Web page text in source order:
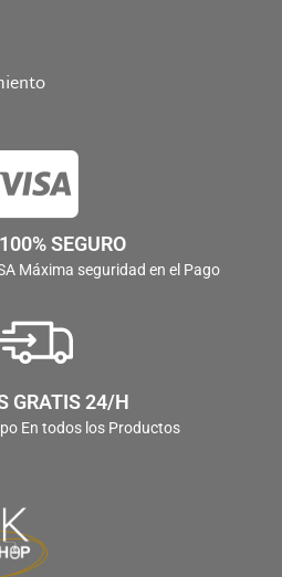
SEGURO
Máxima seguridad en el Pago
GRATIS 24/H
En todos los Productos